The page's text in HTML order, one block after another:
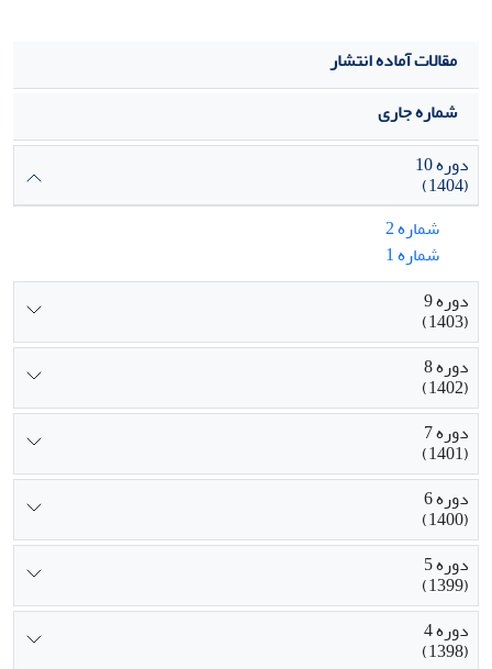
مقالات آماده انتشار
شماره جاری
دوره 10
(1404)
شماره 2
شماره 1
دوره 9
(1403)
دوره 8
(1402)
دوره 7
(1401)
دوره 6
(1400)
دوره 5
(1399)
دوره 4
(1398)